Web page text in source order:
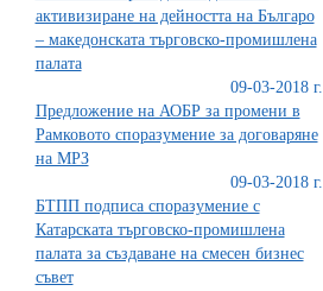
активизиране на дейността на Българо
– македонската търговско-промишлена
палата
09-03-2018 г.
Предложение на АОБР за промени в
Рамковото споразумение за договаряне
на МРЗ
09-03-2018 г.
БТПП подписа споразумение с
Катарската търговско-промишлена
палата за създаване на смесен бизнес
съвет